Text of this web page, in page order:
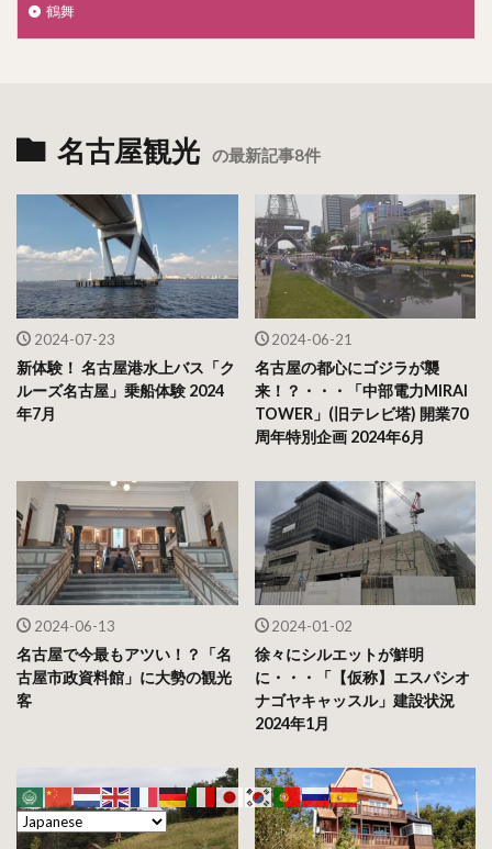
鶴舞
名古屋観光 の最新記事8件
2024-07-23
新体験！ 名古屋港水上バス「ク
ルーズ名古屋」乗船体験 2024
年7月
2024-06-21
名古屋の都心にゴジラが襲
来！？・・・「中部電力MIRAI
TOWER」(旧テレビ塔) 開業70
周年特別企画 2024年6月
2024-06-13
名古屋で今最もアツい！？「名
古屋市政資料館」に大勢の観光
客
2024-01-02
徐々にシルエットが鮮明
に・・・「【仮称】エスパシオ
ナゴヤキャッスル」建設状況
2024年1月